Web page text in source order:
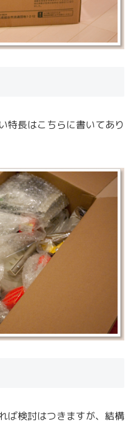
特長はこちらに書いてあり
ば検討はつきますが、結構